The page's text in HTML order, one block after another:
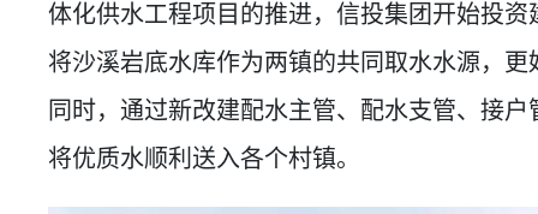
体化供水工程项目的推进，信投集团开始投
将沙溪岩底水库作为两镇的共同取水水源，
同时，通过新改建配水主管、配水支管、接
将优质水顺利送入各个村镇。